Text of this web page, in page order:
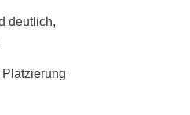
deutlich,